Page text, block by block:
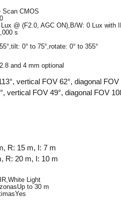
Scan CMOS
@ (F2.0, AGC ON),B/W: 0 Lux with
s
0° to 75°,rotate: 0° to 355°
and 4 mm optional
vertical FOV 62°, diagonal FOV
vertical FOV 49°, diagonal FOV
R: 15 m, I: 7 m
R: 20 m, I: 10 m
IR,White Light
Up to 30 m
Yes